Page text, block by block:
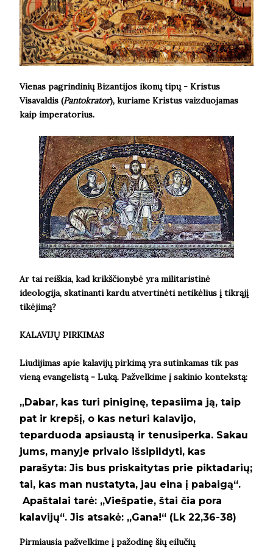
Vienas pagrindinių Bizantijos ikonų tipų - Kristus
Visavaldis (Pantokrator), kuriame Kristus vaizduojamas
kaip imperatorius.
Ar tai reiškia, kad krikščionybė yra militaristinė
ideologija, skatinanti kardu atvertinėti netikėlius į tikrąjį
tikėjimą?
KALAVIJŲ PIRKIMAS
Liudijimas apie kalavijų pirkimą yra sutinkamas tik pas
vieną evangelistą - Luką. Pažvelkime į sakinio kontekstą:
„Dabar, kas turi piniginę, tepasiima ją, taip
pat ir krepšį, o kas neturi kalavijo,
teparduoda apsiaustą ir tenusiperka. Sakau
jums, manyje privalo išsipildyti, kas
parašyta: Jis bus priskaitytas prie piktadarių;
tai, kas man nustatyta, jau eina į pabaigą“.
Apaštalai tarė: „Viešpatie, štai čia pora
kalavijų“. Jis atsakė: „Gana!“ (Lk 22,36-38)
Pirmiausia pažvelkime į pažodinę šių eilučių